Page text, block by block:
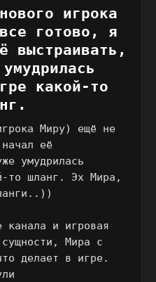
игрока
готово, я
выстраивать,
какой-то
Миру) ещё не
её
умудрилась
то шланг. Эх Мира,
и игровая
Мира с
делает в игре.